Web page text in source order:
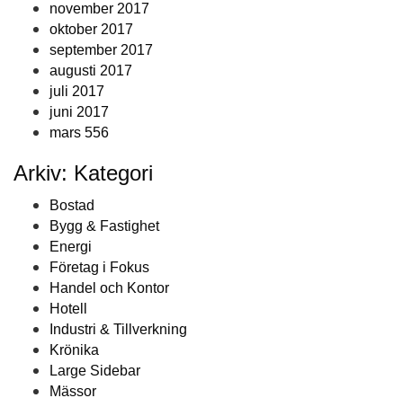
november 2017
oktober 2017
september 2017
augusti 2017
juli 2017
juni 2017
mars 556
Arkiv: Kategori
Bostad
Bygg & Fastighet
Energi
Företag i Fokus
Handel och Kontor
Hotell
Industri & Tillverkning
Krönika
Large Sidebar
Mässor